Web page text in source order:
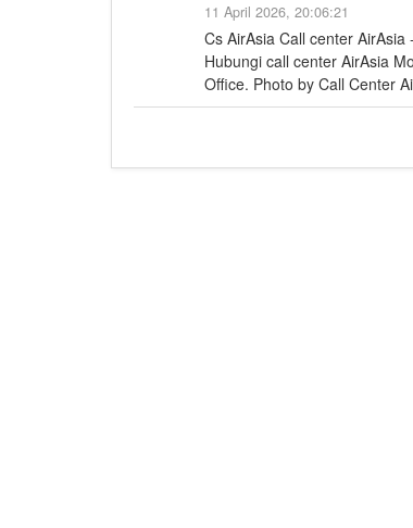
11 April 2026, 20:06:21
Cs AirAsia Call center
Hubungi call center AirAsia
Office. Photo by Call Center